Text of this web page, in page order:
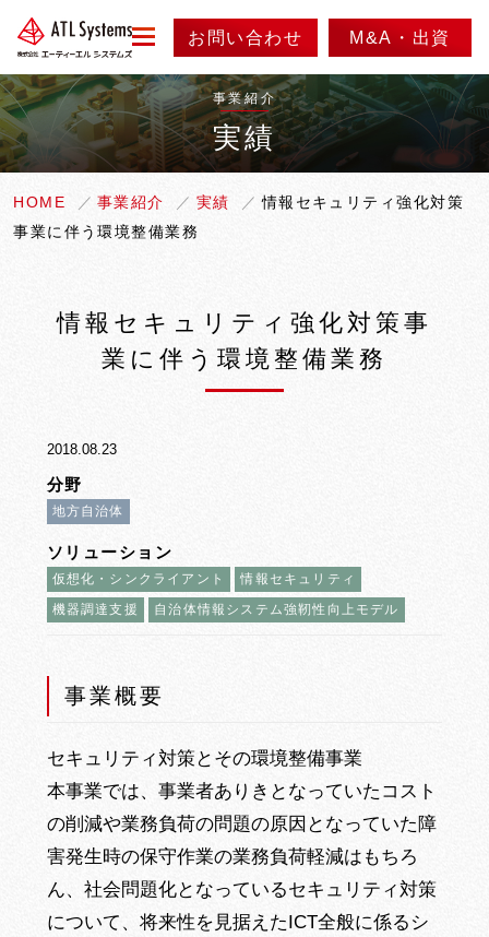
menu
会社情報
会社概要
アクセス
事業内容
製品紹介
ニュース
お問い合わせ M&A・出資
事業紹介
実績
HOME 事業紹介 実績
情報セキュリティ強化対策
事業に伴う環境整備業務
情報セキュリティ強化対策事
業に伴う環境整備業務
2018.08.23
分野
地方自治体
ソリューション
仮想化・シンクライアント
情報セキュリティ
機器調達支援
自治体情報システム強靭性向上モデル
事業概要
セキュリティ対策とその環境整備事業
本事業では、事業者ありきとなっていたコスト
の削減や業務負荷の問題の原因となっていた障
害発生時の保守作業の業務負荷軽減はもちろ
ん、社会問題化となっているセキュリティ対策
について、将来性を見据えたICT全般に係るシ